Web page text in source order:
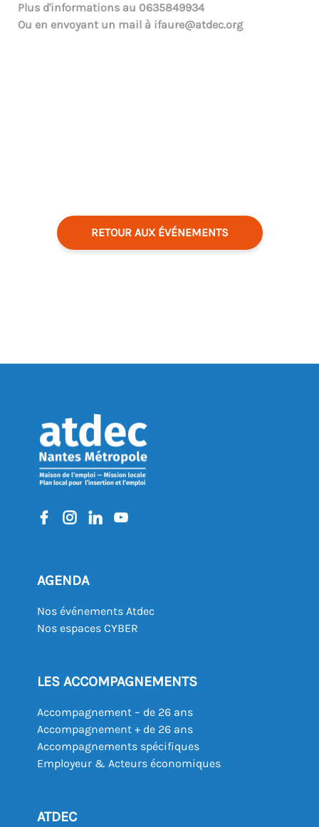
Plus d'informations au 0635849934
Ou en envoyant un mail à ifaure@atdec.org
RETOUR AUX ÉVÉNEMENTS
AGENDA
Nos événements Atdec
Nos espaces CYBER
LES ACCOMPAGNEMENTS
Accompagnement – de 26 ans
Accompagnement + de 26 ans
Accompagnements spécifiques
Employeur & Acteurs économiques
ATDEC